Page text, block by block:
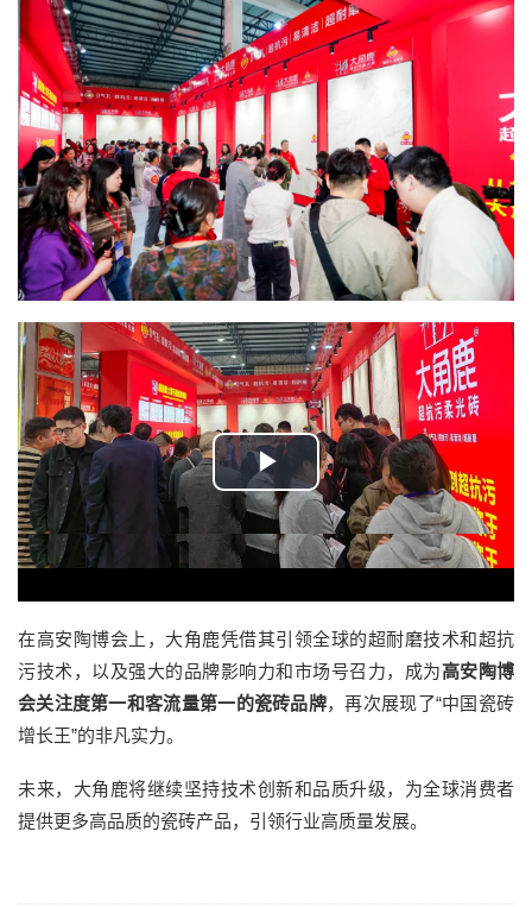
Play Video
在高安陶博会上，大角鹿凭借其引领全球的超耐磨技术和超抗
污技术，以及强大的品牌影响力和市场号召力，成为高安陶博
会关注度第一和客流量第一的瓷砖品牌，再次展现了“中国瓷砖
增长王”的非凡实力。
未来，大角鹿将继续坚持技术创新和品质升级，为全球消费者
提供更多高品质的瓷砖产品，引领行业高质量发展。